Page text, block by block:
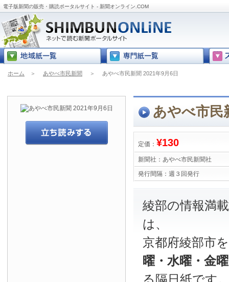
電子版新聞の販売・購読ポータルサイト - 新聞オンライン.COM
ホーム ＞ あやべ市民新聞 ＞ あやべ市民新聞 2021年9月6日
あやべ市民
定価： ¥130
新聞社： あやべ市民新聞社
発行間隔： 週３回発行
綾部の情報
は、
京都府綾部市
曜・水曜・金
る隔日紙です